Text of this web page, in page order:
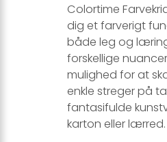
Colortime
dig et farverigt
både leg og
forskellige
mulighed for at
enkle streger på
fantasifulde
karton eller lærred.